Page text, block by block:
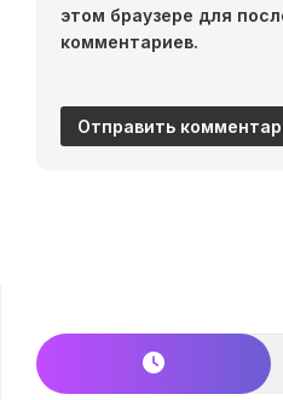
этом браузере для
комментариев.